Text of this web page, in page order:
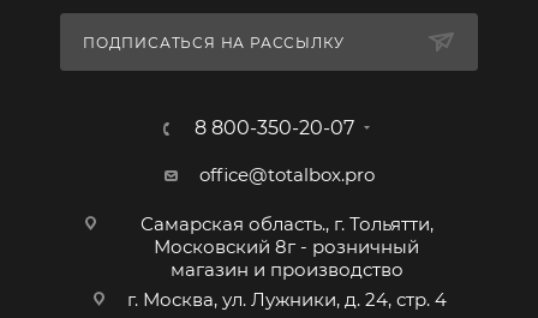
ПОДПИСАТЬСЯ НА РАССЫЛКУ
8 800-350-20-07
office@totalbox.pro
Самарская область., г. Тольятти,
Московский 8г - розничный
магазин и производство
г. Москва, ул. Лужники, д. 24, стр. 4